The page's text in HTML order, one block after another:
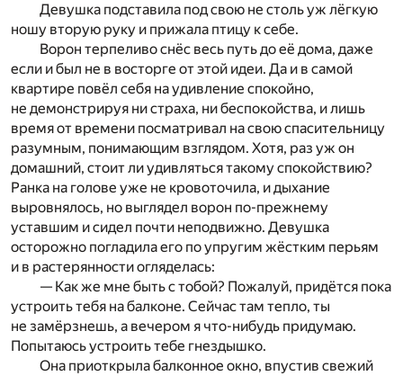
Девушка подставила под свою не столь уж лёгкую
ношу вторую руку и прижала птицу к себе.
Ворон терпеливо снёс весь путь до её дома, даже
если и был не в восторге от этой идеи. Да и в самой
квартире повёл себя на удивление спокойно,
не демонстрируя ни страха, ни беспокойства, и лишь
время от времени посматривал на свою спасительницу
разумным, понимающим взглядом. Хотя, раз уж он
домашний, стоит ли удивляться такому спокойствию?
Ранка на голове уже не кровоточила, и дыхание
выровнялось, но выглядел ворон по-прежнему
уставшим и сидел почти неподвижно. Девушка
осторожно погладила его по упругим жёстким перьям
и в растерянности огляделась:
— Как же мне быть с тобой? Пожалуй, придётся пока
устроить тебя на балконе. Сейчас там тепло, ты
не замёрзнешь, а вечером я что-нибудь придумаю.
Попытаюсь устроить тебе гнездышко.
Она приоткрыла балконное окно, впустив свежий